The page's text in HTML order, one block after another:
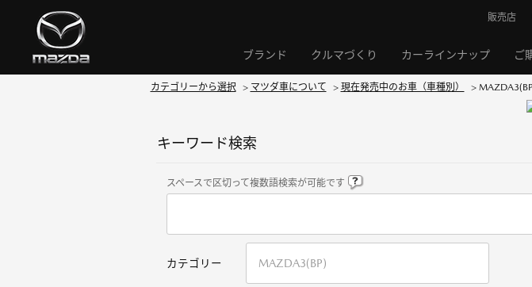
ブランド クルマづくり カーラインナップ ご
販売店
カテゴリーから選択 > マツダ車について > 現在発売中のお車（車種別） >
キーワード検索
スペースで区切って複数語検索が可能です
カテゴリー